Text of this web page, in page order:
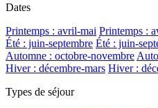
Dates
Printemps : avril-mai Printemps :
Été : juin-septembre Été : juin-
Automne : octobre-novembre
Hiver : décembre-mars Hiver :
Types de séjour